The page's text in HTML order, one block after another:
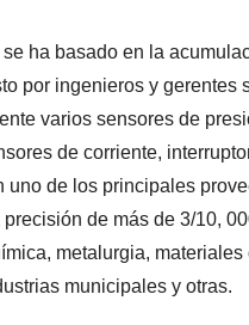
ha basado en la
por ingenieros y
varios sensores de
de corriente,
uno de los principales
de más de 3/10,
metalurgia,
municipales y otras.